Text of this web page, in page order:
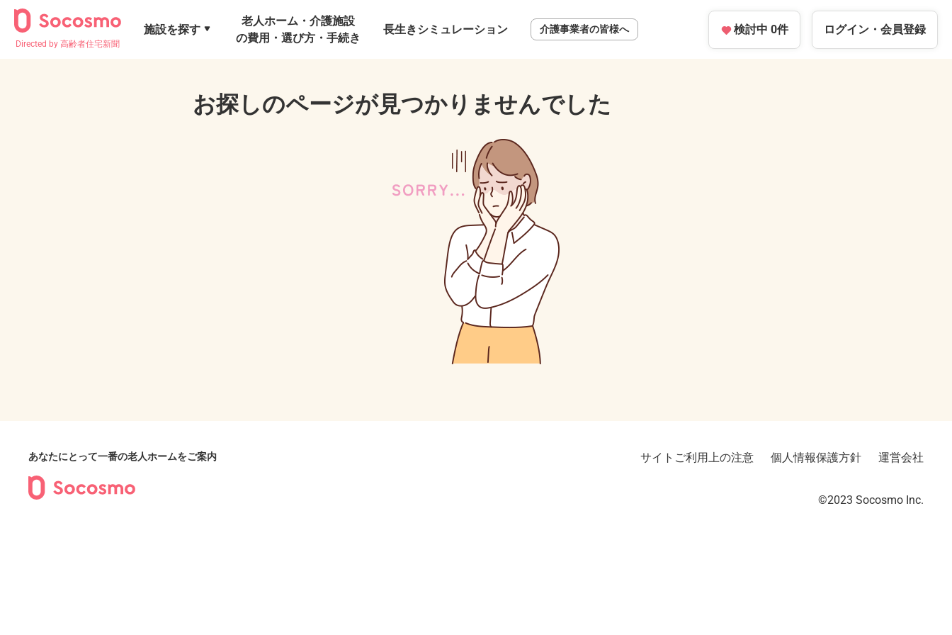
Directed by 高齢者住宅新聞
施設を探す
老人ホーム・介護施設
の費用・選び方・手続き
長生きシミュレーション 介護事業者の皆様へ 検討中 0件 ログイン・ 会員登録
お探しのページが見つかりませんでした
あなたにとって一番の老人ホームをご案内 サイトご利用上の注意 個人情報保護方針 運営会社
©2023︎ Socosmo Inc.